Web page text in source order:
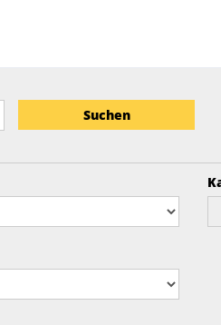
Suchen